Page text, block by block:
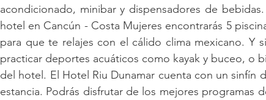
acondicionado, minibar y dispensadores de
hotel en Cancún - Costa Mujeres encontrarás 5
para que te relajes con el cálido clima mexicano. Y
practicar deportes acuáticos como kayak y buceo, o
del hotel. El Hotel Riu Dunamar cuenta con un sinfín
estancia. Podrás disfrutar de los mejores programas